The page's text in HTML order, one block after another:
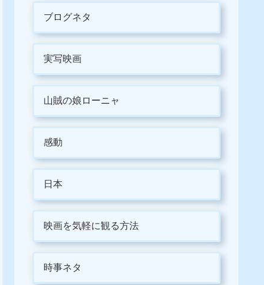
ブログネタ
実写映画
山賊の娘ローニャ
感動
日本
映画を気軽に観る方法
時事ネタ